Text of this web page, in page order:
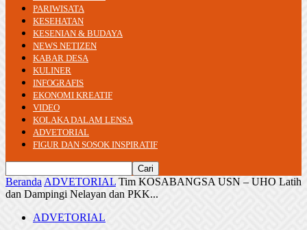
PARIWISATA
KESEHATAN
KESENIAN & BUDAYA
NEWS NETIZEN
KABAR DESA
KULINER
INFOGRAFIS
EKONOMI KREATIF
VIDEO
KOLAKA DALAM LENSA
ADVETORIAL
FIGUR DAN SOSOK INSPIRATIF
Beranda ADVETORIAL Tim KOSABANGSA USN – UHO Latih
dan Dampingi Nelayan dan PKK...
ADVETORIAL